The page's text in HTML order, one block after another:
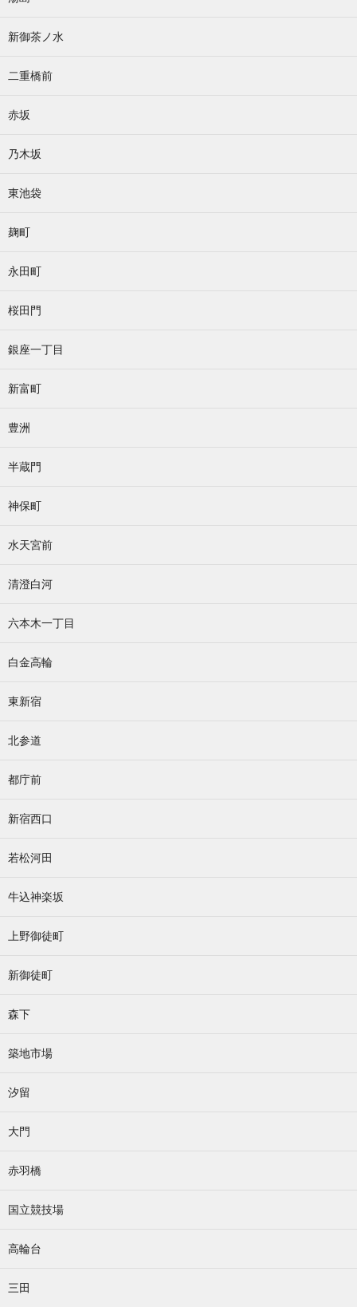
新御茶ノ水
二重橋前
赤坂
乃木坂
東池袋
麹町
永田町
桜田門
銀座一丁目
新富町
豊洲
半蔵門
神保町
水天宮前
清澄白河
六本木一丁目
白金高輪
東新宿
北参道
都庁前
新宿西口
若松河田
牛込神楽坂
上野御徒町
新御徒町
森下
築地市場
汐留
大門
赤羽橋
国立競技場
高輪台
三田